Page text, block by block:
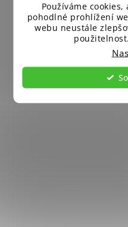
Používáme
pohodlné prohlížení
webu neustále
použitelnost.